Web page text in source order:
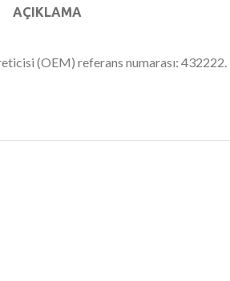
AÇIKLAMA
(OEM) referans numarası: